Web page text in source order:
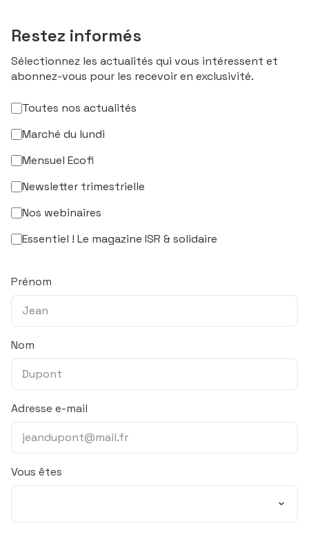
Restez informés
Sélectionnez les actualités qui vous intéressent et
abonnez-vous pour les recevoir en exclusivité.
Toutes nos actualités
Marché du lundi
Mensuel Ecofi
Newsletter trimestrielle
Nos webinaires
Essentiel ! Le magazine ISR & solidaire
Prénom
Nom
Adresse e-mail
Vous êtes